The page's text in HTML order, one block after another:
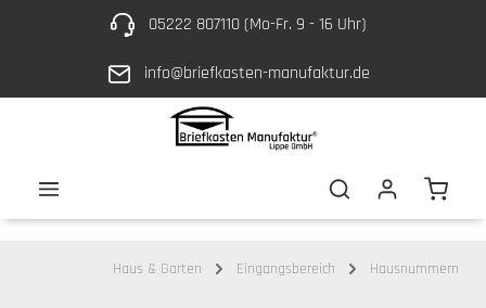
Zum Hauptinhalt springen05222 807110 (Mo-Fr. 9 - 16 Uhr)
info@briefkasten-manufaktur.de
Haus & Garten Eingangsbereich Hausnummern